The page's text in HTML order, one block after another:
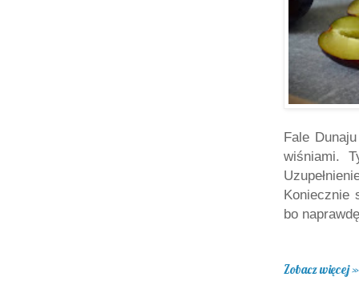
Fale
wiśniami.
Koniecznie
bo
Zobacz więcej »